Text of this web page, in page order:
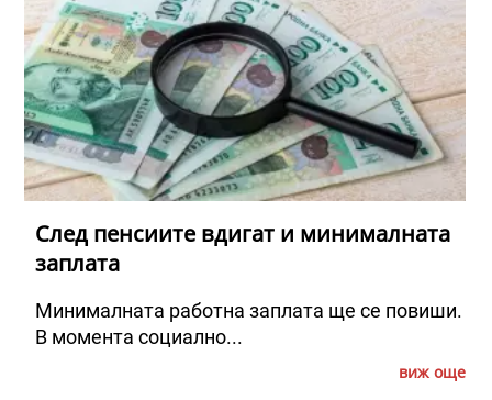
След пенсиите вдигат и минималната
заплата
Минималната работна заплата ще се повиши.
В момента социално...
виж още